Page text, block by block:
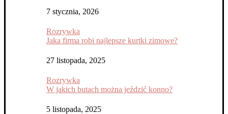
7 stycznia, 2026
Rozrywka
Jaka firma robi najlepsze kurtki zimowe?
27 listopada, 2025
Rozrywka
W jakich butach można jeździć konno?
5 listopada, 2025